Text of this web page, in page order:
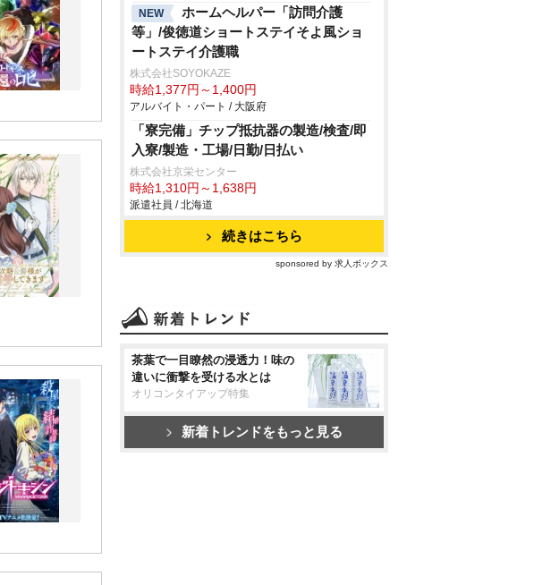
NEW
ホームヘルパー「訪問介護
等」/俊徳道ショートステイそよ風ショ
ートステイ介護職
株式会社SOYOKAZE
時給1,377円～1,400円
アルバイト・パート / 大阪府
「寮完備」チップ抵抗器の製造/検査/即
入寮/製造・工場/日勤/日払い
株式会社京栄センター
時給1,310円～1,638円
派遣社員 / 北海道
続きはこちら
sponsored by 求人ボックス
茶葉で一目瞭然の浸透力！味の
違いに衝撃を受ける水とは
オリコンタイアップ特集
新着トレンドをもっと見る